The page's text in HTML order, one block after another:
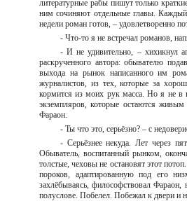
литературные рабы пишут только
ним сочиняют отдельные главы.
недели роман готов, – удовлетворенно
- Что-то я не встречал романов,
- И не удивительно, – хихикнул
раскрученного автора: обывателю
выхода на рынок написанного им
журналистов, из тех, которые за
кормится из моих рук масса. Но я не в
экземпляров, которые остаются
Фараон.
- Ты что это, серьёзно? – с
- Серьёзнее некуда. Лет через
Обыватель, воспитанный рынком,
толстые, чеховы не остановят этот
пороков, адаптированную под его
захлёбываясь, философствовал
полуслове. Побелел. Побежал к двери и